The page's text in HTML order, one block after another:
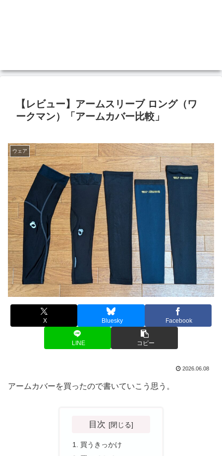
【レビュー】アームスリーブ ロング（ワ
ークマン）「アームカバー比較」
ウェア
X Bluesky Facebook
LINE コピー
2026.06.08
アームカバーを買ったので書いていこう思う。
目次
買うきっかけ